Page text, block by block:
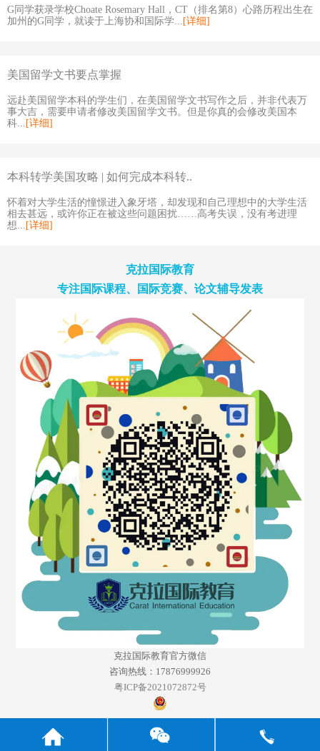
G同学获录学校Choate Rosemary Hall，CT（排名第8）心路历程出生在
加州的G同学，就读于上海协和国际学... [详细]
美国留学文书要点掌握
远赴美国留学本科的学生们，在美国留学文书写作之后，并非代表万
事大吉，需要申请者修改美国留学文书。但是你真的会修改美国本
科... [详细]
本科转学美国攻略 | 如何完成本科转..
怀着对大学生活的憧憬进入象牙塔，却发现和自己理想中的大学生活
相去甚远，或许你正在被这些问题困扰……高考失误，没有考进理
想... [详细]
克拉国际教育
专注国际课程、国际竞赛、论文辅导发表
克拉国际教育官方微信
咨询热线：17876999926
粤ICP备2021072872号